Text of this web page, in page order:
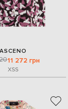
ASCENO
11 272 грн
XSS